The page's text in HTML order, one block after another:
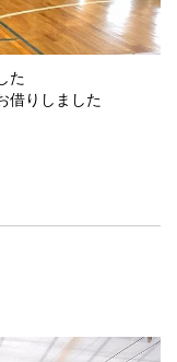
た
借りしました